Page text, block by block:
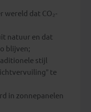
wereld dat CO₂-
natuur en dat
blijven;
stijl
te
in zonnepanelen